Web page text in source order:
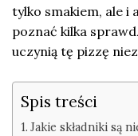
tylko smakiem, ale i
poznać kilka
uczynią tę pizzę
Spis treści
Jakie składniki są